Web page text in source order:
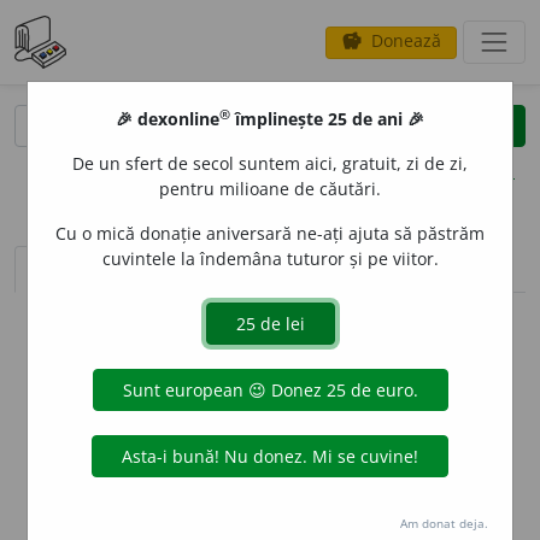
savings Donează
clear
opțiuni
sinteza definițiilor (1) definiții (18) declinări
info
Aceste definiții sunt compilate de
echipa dexonline. Definițiile
originale se află pe filadefiniții.
preferințe
🎉 dexonline® împlinește 25 de ani 🎉
De un sfert de secol suntem aici, gratuit, zi de zi,
pentru milioane de căutări.
Cu o mică donație aniversară ne-ați ajuta să păstrăm
cuvintele la îndemâna tuturor și pe viitor.
Am donat deja.